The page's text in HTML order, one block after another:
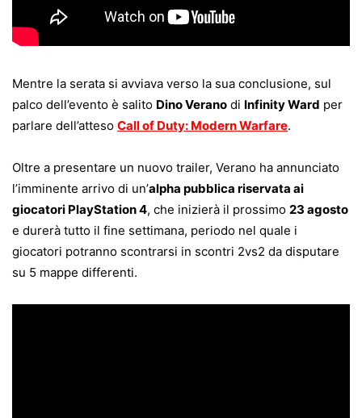
Mentre la serata si avviava verso la sua conclusione, sul
palco dell’evento è salito Dino Verano di Infinity Ward per
parlare dell’atteso Call of Duty: Modern Warfare.
Oltre a presentare un nuovo trailer, Verano ha annunciato
l’imminente arrivo di un’alpha pubblica riservata ai
giocatori PlayStation 4, che inizierà il prossimo 23 agosto
e durerà tutto il fine settimana, periodo nel quale i
giocatori potranno scontrarsi in scontri 2vs2 da disputare
su 5 mappe differenti.